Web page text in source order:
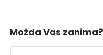
Možda Vas zanima?